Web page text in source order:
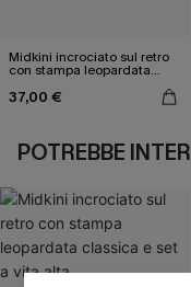
Midkini incrociato sul retro
con stampa leopardata
37,00 €
POTREBBE